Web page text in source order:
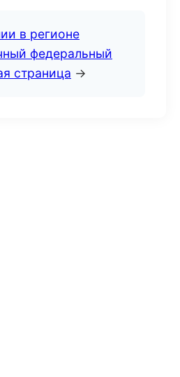
в регионе
федеральный
страница →